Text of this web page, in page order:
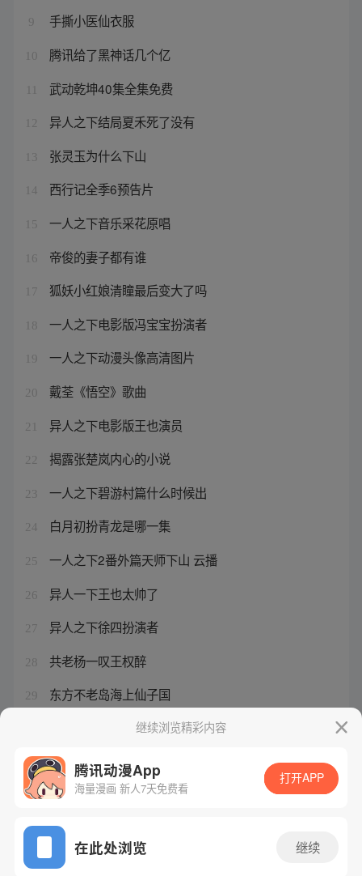
9 手撕小医仙衣服
10 腾讯给了黑神话几个亿
武动乾坤40集全集免费
12 异人之下结局夏禾死了没有
13 张灵玉为什么下山
14 西行记全季6预告片
15 一人之下音乐采花原唱
16 帝俊的妻子都有谁
17 狐妖小红娘清瞳最后变大了吗
18 一人之下电影版冯宝宝扮演者
19 一人之下动漫头像高清图片
20 戴荃《悟空》歌曲
21 异人之下电影版王也演员
22 揭露张楚岚内心的小说
23 一人之下碧游村篇什么时候出
24 白月初扮青龙是哪一集
25 一人之下2番外篇天师下山 云播
26 异人一下王也太帅了
27 异人之下徐四扮演者
28 共老杨一叹王权醉
29 东方不老岛海上仙子国
张灵玉与夏禾几岁继续浏览精彩内容
腾讯动漫App
海量漫画 新人7天免费看
打开APP
在此处浏览 继续
网站备案/许可证号：粤B2-20090059-5
Copyright©1998 - 2026 Tencent. All Rights Reserved